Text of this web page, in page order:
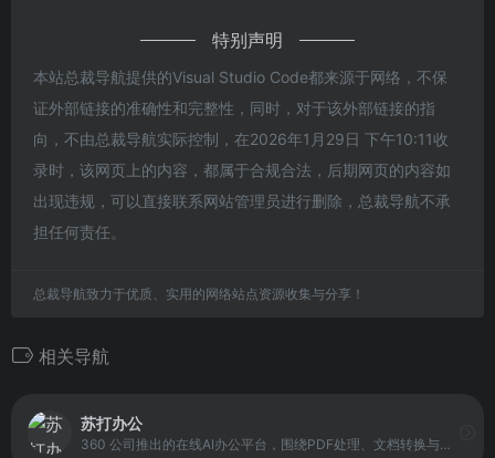
特别声明
本站总裁导航提供的Visual Studio Code都来源于网络，不保
证外部链接的准确性和完整性，同时，对于该外部链接的指
向，不由总裁导航实际控制，在2026年1月29日 下午10:11收
录时，该网页上的内容，都属于合规合法，后期网页的内容如
出现违规，可以直接联系网站管理员进行删除，总裁导航不承
担任何责任。
总裁导航致力于优质、实用的网络站点资源收集与分享！
相关导航
苏打办公
360 公司推出的在线AI办公平台，围绕PDF处理、文档转换与多媒体编辑等功能构建工具体系。平台支持PDF阅读、转换、合并拆分、图片识别文字、图片转PDF等常用办公功能，同时支持多人实时在线协作编辑文档。